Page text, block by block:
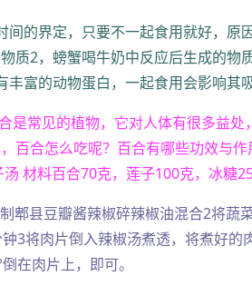
的界定，只要不一起食用就好，原
质2，螃蟹喝牛奶中反应后生成的物
富的动物蛋白，一起食用会影响其吸
是常见的植物，它对人体有很多益处
百合怎么吃呢？百合有哪些功效与作
材料百合70克，莲子100克，冰糖25
郫县豆瓣酱辣椒碎辣椒油混合2将蔬
3将肉片倒入辣椒汤煮透，将煮好的
在肉片上，即可。